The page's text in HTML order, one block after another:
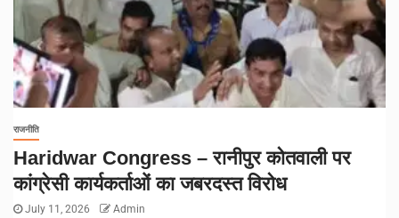
राजनीति
Haridwar Congress – रानीपुर कोतवाली पर
कांग्रेसी कार्यकर्ताओं का जबरदस्त विरोध
July 11, 2026 Admin